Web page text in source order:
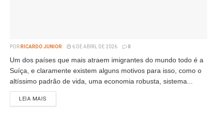
POR RICARDO JUNIOR 6 DE ABRIL DE 2026 0
Um dos países que mais atraem imigrantes do mundo todo é a
Suíça, e claramente existem alguns motivos para isso, como o
altíssimo padrão de vida, uma economia robusta, sistema...
LEIA MAIS